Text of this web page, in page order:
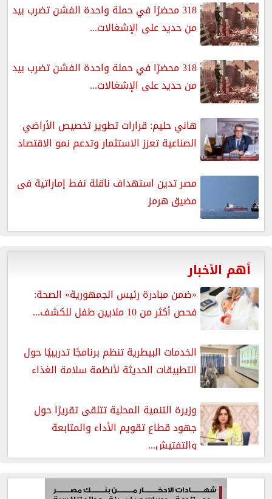
318 محضرًا في حملة واحدة الفشن تضرب بيد
من حديد على الإشغالات...
318 محضرًا في حملة واحدة الفشن تضرب بيد
من حديد على الإشغالات...
هاني حليم: قرارات تطوير تخصيص الأراضي
الصناعية تعزز الاستثمار وتدعم نمو الاقتصاد
مصر تدين استهداف ناقلة نفط إماراتية فى
مضيق هرمز
أهم الأخبار
«ضمن مبادرة رئيس الجمهورية» الصحة:
فحص أكثر من 10 ملايين طفل للكشف...
الخدمات البيطرية تنظم برنامجًا تدريبيًا حول
التطبيقات الحديثة لأنظمة سلامة الغذاء
وزيرة التنمية المحلية تتلقى تقريرًا حول
جهود قطاع تقويم الأداء والمتابعة
والتفتيش...